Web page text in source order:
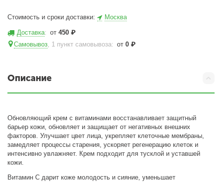
Стоимость и сроки доставки: Москва
Доставка: от450 ₽
Самовывоз, 1 пункт самовывоза: от0 ₽
Описание
Обновляющий крем с витаминами восстанавливает защитный
барьер кожи, обновляет и защищает от негативных внешних
факторов. Улучшает цвет лица, укрепляет клеточные мембраны,
замедляет процессы старения, ускоряет регенерацию клеток и
интенсивно увлажняет. Крем подходит для тусклой и уставшей
кожи.
Витамин С дарит коже молодость и сияние, уменьшает